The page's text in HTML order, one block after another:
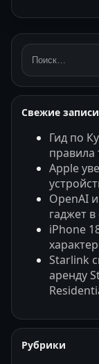
Поиск:
Свежие записи
Гид по
правила
Apple
OpenAI
гаджет
iPhone
Starlink
аренду
Рубрики